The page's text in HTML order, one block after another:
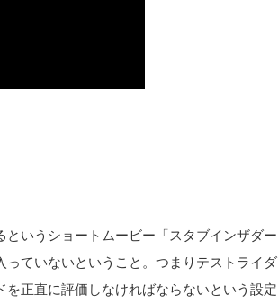
いうショートムービー「スタブインザダー
ていないということ。つまりテストライダ
正直に評価しなければならないという設定